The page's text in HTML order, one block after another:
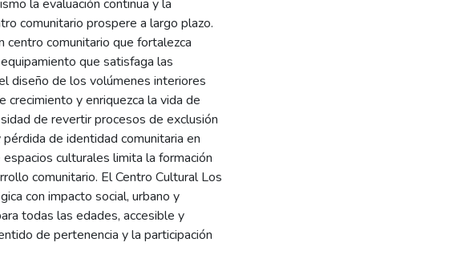
la evaluación continua y la
comunitario prospere a largo plazo.
centro comunitario que fortalezca
que satisfaga las
diseño de los volúmenes interiores
y enriquezca la vida de
de revertir procesos de exclusión
de identidad comunitaria en
culturales limita la formación
comunitario. El Centro Cultural Los
con impacto social, urbano y
todas las edades, accesible y
de pertenencia y la participación